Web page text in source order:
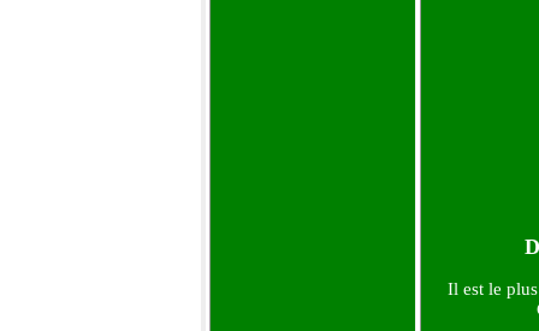
Il est le